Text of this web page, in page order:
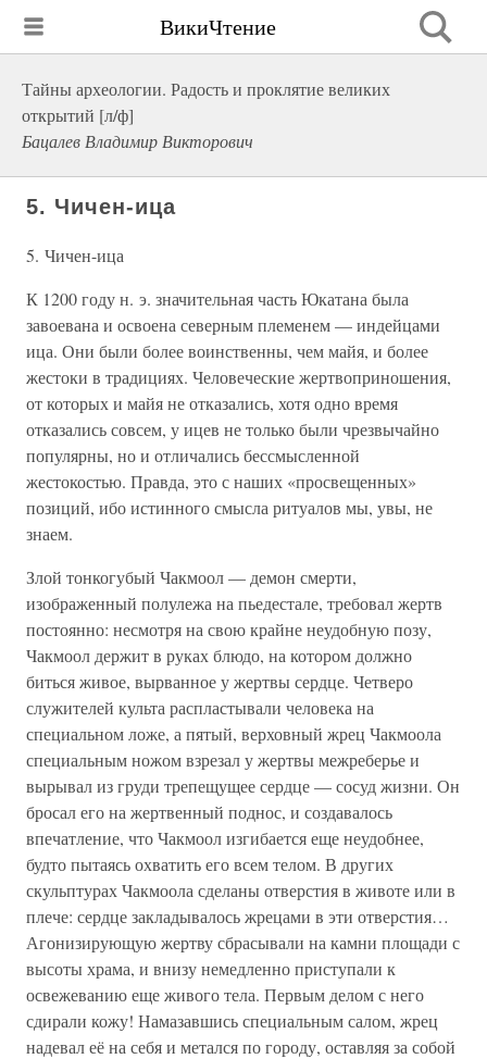
ВикиЧтение
Тайны археологии. Радость и проклятие великих
открытий [л/ф]
Бацалев Владимир Викторович
5. Чичен-ица
5. Чичен-ица
К 1200 году н. э. значительная часть Юкатана была
завоевана и освоена северным племенем — индейцами
ица. Они были более воинственны, чем майя, и более
жестоки в традициях. Человеческие жертвоприношения,
от которых и майя не отказались, хотя одно время
отказались совсем, у ицев не только были чрезвычайно
популярны, но и отличались бессмысленной
жестокостью. Правда, это с наших «просвещенных»
позиций, ибо истинного смысла ритуалов мы, увы, не
знаем.
Злой тонкогубый Чакмоол — демон смерти,
изображенный полулежа на пьедестале, требовал жертв
постоянно: несмотря на свою крайне неудобную позу,
Чакмоол держит в руках блюдо, на котором должно
биться живое, вырванное у жертвы сердце. Четверо
служителей культа распластывали человека на
специальном ложе, а пятый, верховный жрец Чакмоола
специальным ножом взрезал у жертвы межреберье и
вырывал из груди трепещущее сердце — сосуд жизни. Он
бросал его на жертвенный поднос, и создавалось
впечатление, что Чакмоол изгибается еще неудобнее,
будто пытаясь охватить его всем телом. В других
скульптурах Чакмоола сделаны отверстия в животе или в
плече: сердце закладывалось жрецами в эти отверстия…
Агонизирующую жертву сбрасывали на камни площади с
высоты храма, и внизу немедленно приступали к
освежеванию еще живого тела. Первым делом с него
сдирали кожу! Намазавшись специальным салом, жрец
надевал её на себя и метался по городу, оставляя за собой